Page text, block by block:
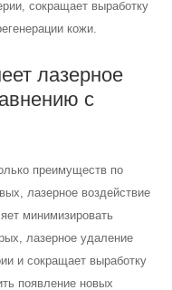
сокращает выработку
кожи.
лазерное
с
преимуществ по
лазерное воздействие
минимизировать
лазерное удаление
и сокращает выработку
появление новых